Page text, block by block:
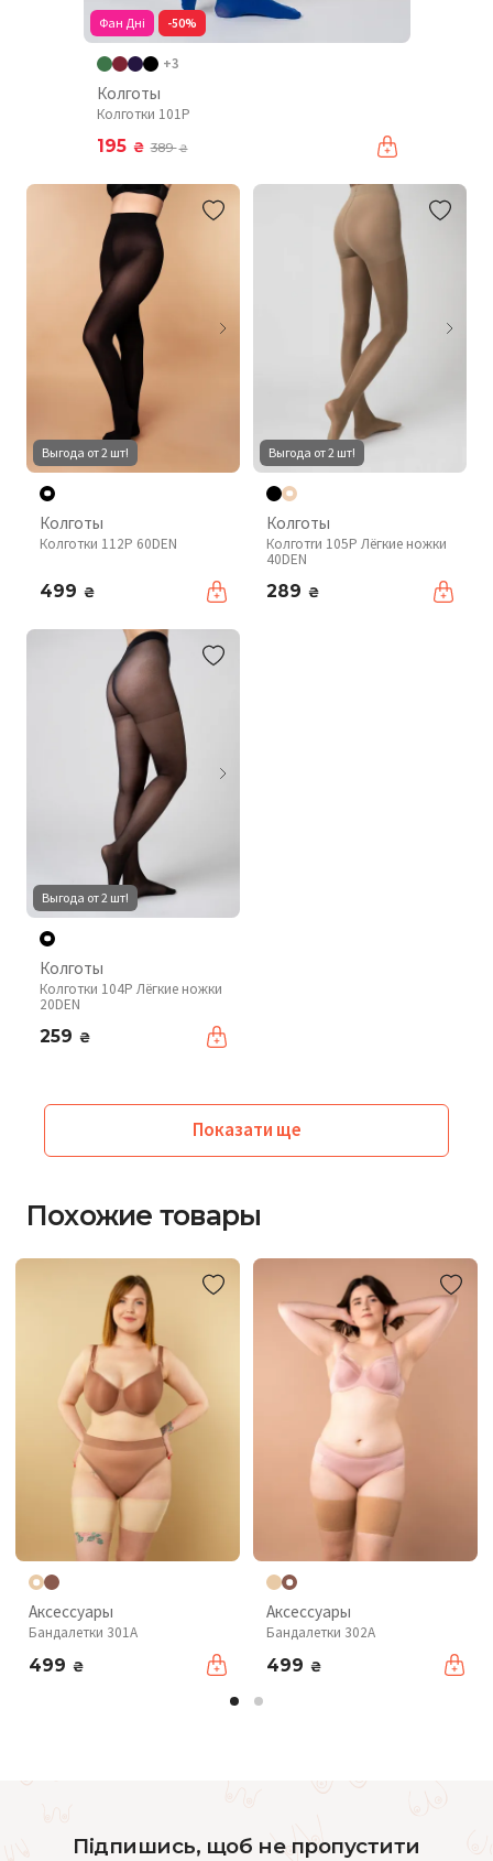
Фан Дні -50%
+3
Колготы
Колготки 101P
195 ₴ 389₴
Выгода от 2 шт!
Колготы
Колготки 112P 60DEN
499 ₴
Выгода от 2 шт!
Колготы
Колготrи 105P Лёгкие ножки
40DEN
289 ₴
Выгода от 2 шт!
Колготы
Колготки 104P Лёгкие ножки
20DEN
259 ₴
Показати ще
Похожие товары
Аксессуары
Бандалетки 301A
499 ₴
Аксессуары
Бандалетки 302A
499 ₴
Підпишись, щоб не пропустити